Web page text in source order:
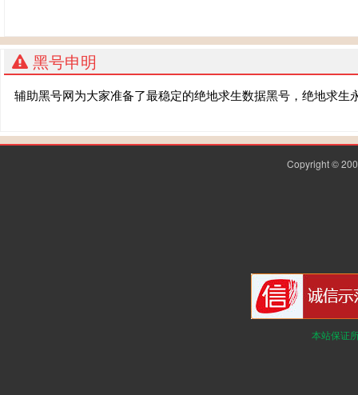
黑号申明
辅助黑号网为大家准备了最稳定的绝地求生数据黑号，绝地求
Copyright ©
本站保证